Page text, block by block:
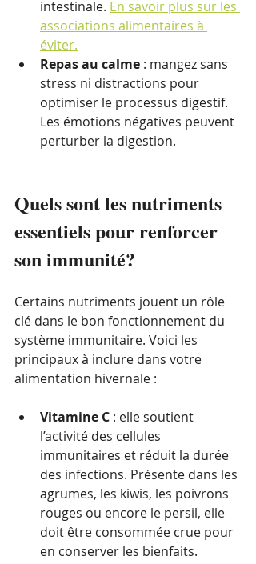
intestinale. En savoir plus sur les
associations alimentaires à
éviter.
Repas au calme : mangez sans
stress ni distractions pour
optimiser le processus digestif.
Les émotions négatives peuvent
perturber la digestion.
Quels sont les nutriments
essentiels pour renforcer
son immunité?
Certains nutriments jouent un rôle
clé dans le bon fonctionnement du
système immunitaire. Voici les
principaux à inclure dans votre
alimentation hivernale :
Vitamine C : elle soutient
l’activité des cellules
immunitaires et réduit la durée
des infections. Présente dans les
agrumes, les kiwis, les poivrons
rouges ou encore le persil, elle
doit être consommée crue pour
en conserver les bienfaits.